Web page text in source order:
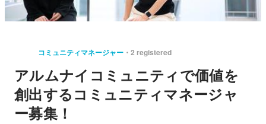
コミュニティマネージャー 2 registered
アルムナイコミュニティで価値を
創出するコミュニティマネージャ
ー募集！